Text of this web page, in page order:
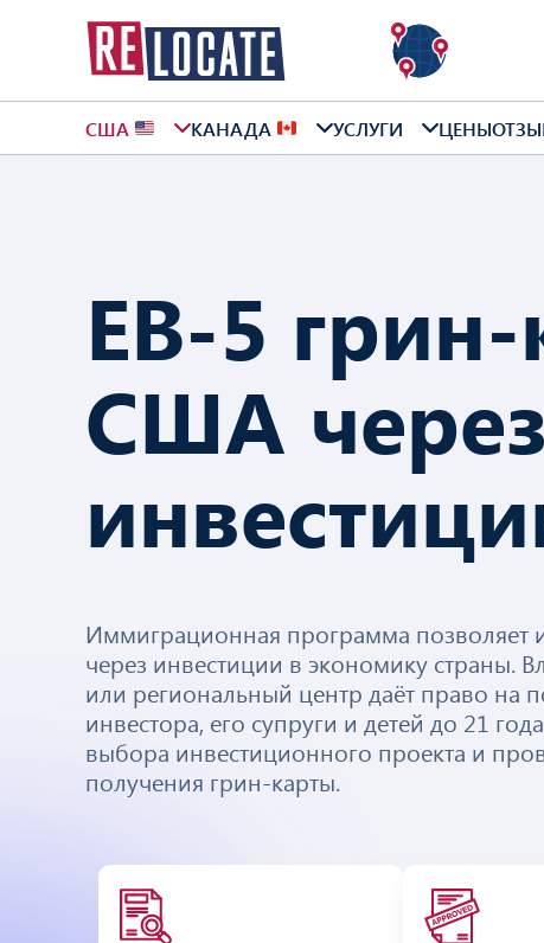
США КАНАДА УСЛУГИ ЦЕНЫ
EB-5
США через
Иммиграционная программа позволяет
через инвестиции в экономику страны.
или региональный центр даёт право
инвестора, его супруги и детей до 21
выбора инвестиционного проекта и
получения грин-карты.